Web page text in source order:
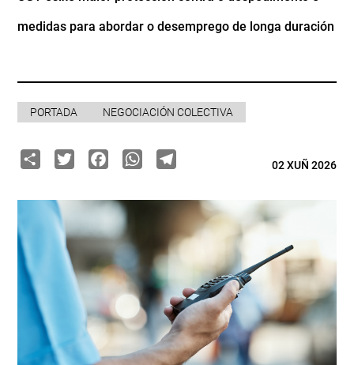
medidas para abordar o desemprego de longa duración
PORTADA NEGOCIACIÓN COLECTIVA
ShareTwitterFacebook
WhatsApp
Telegram02 XUÑ 2026